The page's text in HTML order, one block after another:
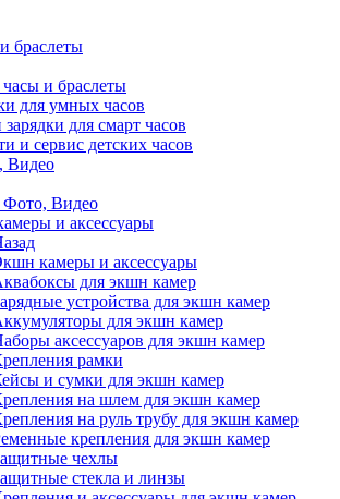
браслеты
и браслеты
для умных часов
для смарт часов
и сервис детских часов
Видео
Фото, Видео
и аксессуары
камеры и аксессуары
для экшн камер
устройства для экшн камер
для экшн камер
аксессуаров для экшн камер
рамки
и сумки для экшн камер
на шлем для экшн камер
на руль трубу для экшн камер
крепления для экшн камер
чехлы
стекла и линзы